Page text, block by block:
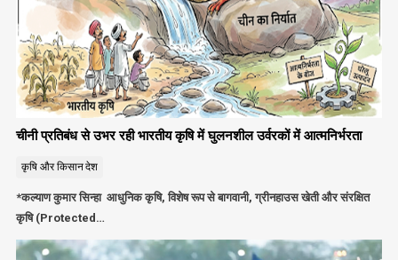
चीनी प्रतिबंध से उभर रही भारतीय कृषि में घुलनशील उर्वरकों में आत्मनिर्भरता
कृषि और किसानदेश
*कल्याण कुमार सिन्हा आधुनिक कृषि, विशेष रूप से बागवानी, ग्रीनहाउस खेती और संरक्षित
कृषि (Protected…